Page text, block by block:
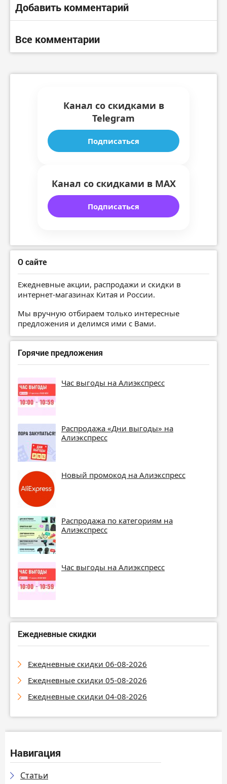
Добавить комментарий
Все комментарии
Канал со скидками в
Telegram
Подписаться
Канал со скидками в MAX
Подписаться
О сайте
Ежедневные акции, распродажи и скидки в
интернет-магазинах Китая и России.
Мы вручную отбираем только интересные
предложения и делимся ими с Вами.
Горячие предложения
Час выгоды на Алиэкспресс
Распродажа «Дни выгоды» на
Алиэкспресс
Новый промокод на Алиэкспресс
Распродажа по категориям на
Алиэкспресс
Час выгоды на Алиэкспресс
Ежедневные скидки
Ежедневные скидки 06-08-2026
Ежедневные скидки 05-08-2026
Ежедневные скидки 04-08-2026
Навигация
Статьи